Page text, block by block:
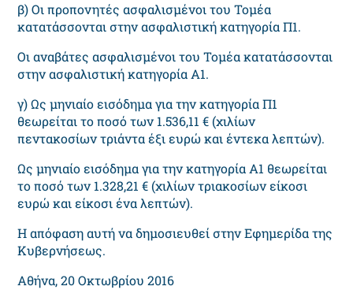
β) Οι προπονητές ασφαλισμένοι του Τομέα
κατατάσσονται στην ασφαλιστική κατηγορία Π1.
Οι αναβάτες ασφαλισμένοι του Τομέα κατατάσσονται
στην ασφαλιστική κατηγορία Α1.
γ) Ως μηνιαίο εισόδημα για την κατηγορία Π1
θεωρείται το ποσό των 1.536,11 € (χιλίων
πεντακοσίων τριάντα έξι ευρώ και έντεκα λεπτών).
Ως μηνιαίο εισόδημα για την κατηγορία Α1 θεωρείται
το ποσό των 1.328,21 € (χιλίων τριακοσίων είκοσι
ευρώ και είκοσι ένα λεπτών).
Η απόφαση αυτή να δημοσιευθεί στην Εφημερίδα της
Κυβερνήσεως.
Αθήνα, 20 Οκτωβρίου 2016